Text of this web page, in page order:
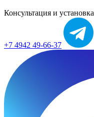
Консультация и установка
+7 4942 49-66-37